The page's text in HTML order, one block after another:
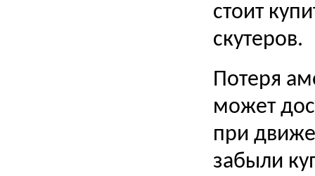
стоит
скутеров.
Потеря
может
при
забыли